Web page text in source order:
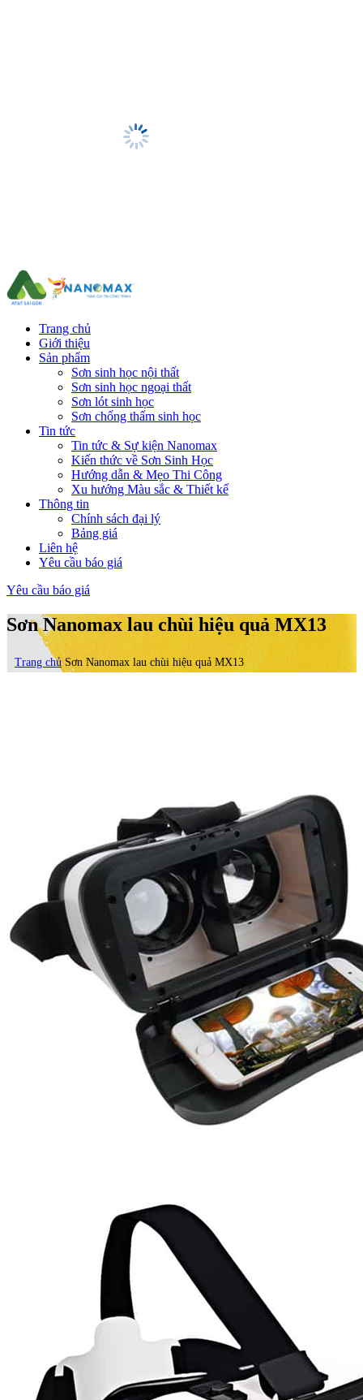
Trang chủ
Giới thiệu
Sản phẩm
Sơn sinh học nội thất
Sơn sinh học ngoại thất
Sơn lót sinh học
Sơn chống thấm sinh học
Tin tức
Tin tức & Sự kiện Nanomax
Kiến thức về Sơn Sinh Học
Hướng dẫn & Mẹo Thi Công
Xu hướng Màu sắc & Thiết kế
Thông tin
Chính sách đại lý
Bảng giá
Liên hệ
Yêu cầu báo giá
Yêu cầu báo giá
Sơn Nanomax lau chùi hiệu quả MX13
Trang chủ Sơn Nanomax lau chùi hiệu quả MX13